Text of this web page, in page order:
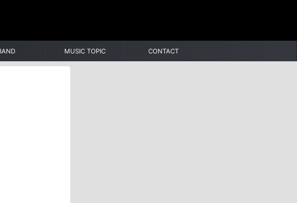
MUSIC TOPIC CONTACT